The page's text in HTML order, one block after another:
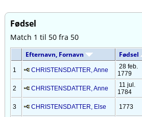
Fødsel
Match 1 til 50 fra 50
Efternavn, Fornavn Fødsel
1 CHRISTENSDATTER, Anne
28 feb.
1779
2 CHRISTENSDATTER, Anne
11 jul.
1784
3 CHRISTENSDATTER, Else 1773